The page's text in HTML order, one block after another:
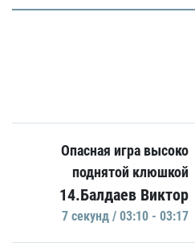
Опасная игра высоко
поднятой клюшкой
14.Балдаев Виктор
7 секунд / 03:10 - 03:17